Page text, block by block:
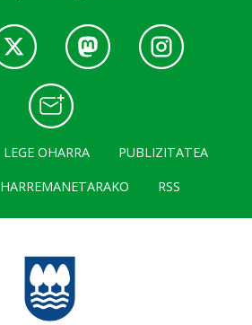
LEGE OHARRA
PUBLIZITATEA
HARREMANETARAKO RSS